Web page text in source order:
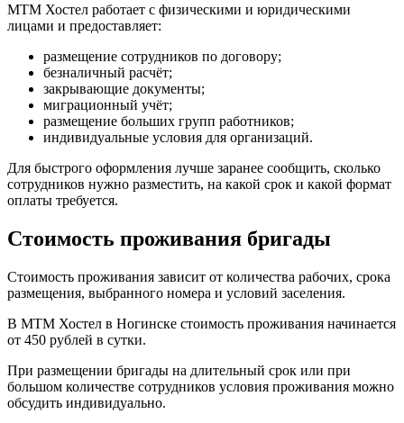
МТМ Хостел работает с физическими и юридическими
лицами и предоставляет:
размещение сотрудников по договору;
безналичный расчёт;
закрывающие документы;
миграционный учёт;
размещение больших групп работников;
индивидуальные условия для организаций.
Для быстрого оформления лучше заранее сообщить, сколько
сотрудников нужно разместить, на какой срок и какой формат
оплаты требуется.
Стоимость проживания бригады
Стоимость проживания зависит от количества рабочих, срока
размещения, выбранного номера и условий заселения.
В МТМ Хостел в Ногинске стоимость проживания начинается
от 450 рублей в сутки.
При размещении бригады на длительный срок или при
большом количестве сотрудников условия проживания можно
обсудить индивидуально.